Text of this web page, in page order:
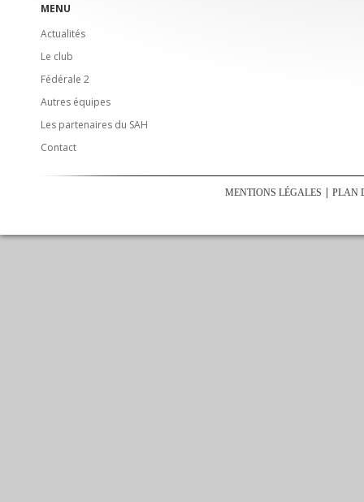
MENU
Actualités
Le club
Fédérale 2
Autres équipes
Les partenaires du SAH
Contact
MENTIONS LÉGALES PLAN